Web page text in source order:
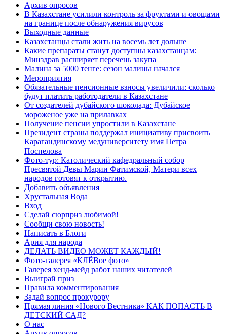
Архив опросов
В Казахстане усилили контроль за фруктами и овощами
на границе после обнаружения вирусов
Выходные данные
Казахстанцы стали жить на восемь лет дольше
Какие препараты станут доступны казахстанцам:
Минздрав расширяет перечень закупа
Малина за 5000 тенге: сезон малины начался
Мероприятия
Обязательные пенсионные взносы увеличили: сколько
будут платить работодатели в Казахстане
От создателей дубайского шоколада: Дубайское
мороженое уже на прилавках
Получение пенсии упростили в Казахстане
Президент страны поддержал инициативу присвоить
Карагандинскому медуниверситету имя Петра
Поспелова
Фото-тур: Католический кафедральный собор
Пресвятой Девы Марии Фатимской, Матери всех
народов готовят к открытию.
Добавить объявления
Хрустальная Вода
Вход
Сделай сюрприз любимой!
Сообщи свою новость!
Написать в Блоги
Ария для народа
ДЕЛАТЬ ВИДЕО МОЖЕТ КАЖДЫЙ!
Фото-галерея «КЛЁВое фото»
Галерея хенд-мейд работ наших читателей
Выиграй приз
Правила комментирования
Задай вопрос прокурору
Прямая линия «Нового Вестника» КАК ПОПАСТЬ В
ДЕТСКИЙ САД?
О нас